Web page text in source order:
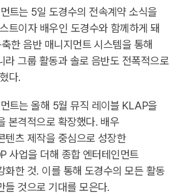
트는 5일 도경수의 전속계약 소식을
트이자 배우인 도경수와 함께하게 돼
한 음반 매니지먼트 시스템을 통해
라 그룹 활동과 솔로 음반도 전폭적으로
다.
트는 올해 5월 뮤직 레이블 KLAP을
본격적으로 확장했다. 배우
텐츠 제작을 중심으로 성장한
사업을 더해 종합 엔터테인먼트
화한 것. 이를 통해 도경수의 모든 활동
들 것으로 기대를 모은다.